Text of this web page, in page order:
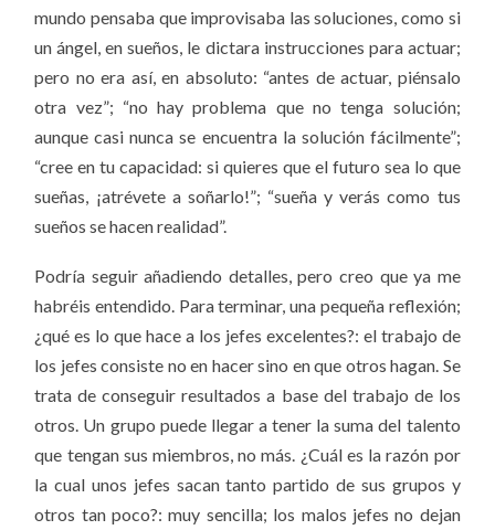
mundo pensaba que improvisaba las soluciones, como si
un ángel, en sueños, le dictara instrucciones para actuar;
pero no era así, en absoluto: “antes de actuar, piénsalo
otra vez”; “no hay problema que no tenga solución;
aunque casi nunca se encuentra la solución fácilmente”;
“cree en tu capacidad: si quieres que el futuro sea lo que
sueñas, ¡atrévete a soñarlo!”; “sueña y verás como tus
sueños se hacen realidad”.
Podría seguir añadiendo detalles, pero creo que ya me
habréis entendido. Para terminar, una pequeña reflexión;
¿qué es lo que hace a los jefes excelentes?: el trabajo de
los jefes consiste no en hacer sino en que otros hagan. Se
trata de conseguir resultados a base del trabajo de los
otros. Un grupo puede llegar a tener la suma del talento
que tengan sus miembros, no más. ¿Cuál es la razón por
la cual unos jefes sacan tanto partido de sus grupos y
otros tan poco?: muy sencilla; los malos jefes no dejan